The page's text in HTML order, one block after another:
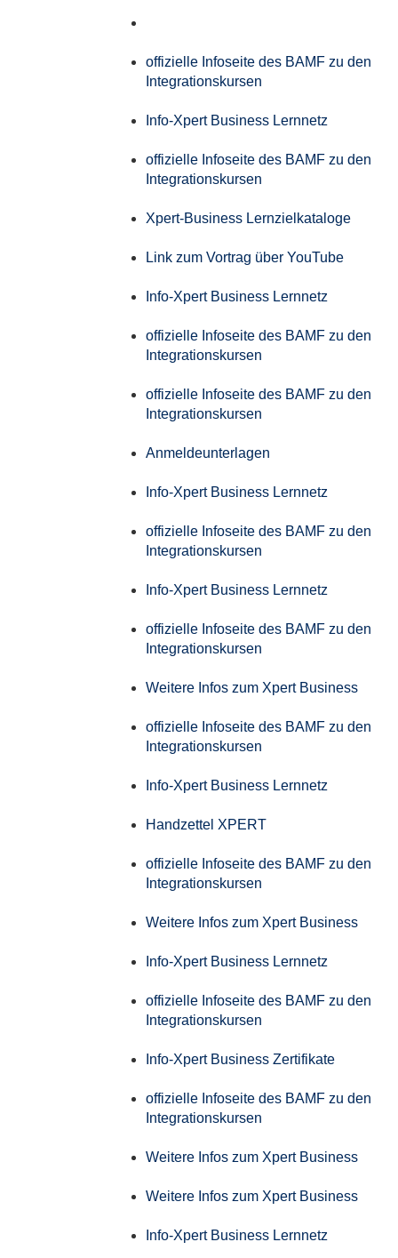
offizielle Infoseite des BAMF zu den
Integrationskursen
Info-Xpert Business Lernnetz
offizielle Infoseite des BAMF zu den
Integrationskursen
Xpert-Business Lernzielkataloge
Link zum Vortrag über YouTube
Info-Xpert Business Lernnetz
offizielle Infoseite des BAMF zu den
Integrationskursen
offizielle Infoseite des BAMF zu den
Integrationskursen
Anmeldeunterlagen
Info-Xpert Business Lernnetz
offizielle Infoseite des BAMF zu den
Integrationskursen
Info-Xpert Business Lernnetz
offizielle Infoseite des BAMF zu den
Integrationskursen
Weitere Infos zum Xpert Business
offizielle Infoseite des BAMF zu den
Integrationskursen
Info-Xpert Business Lernnetz
Handzettel XPERT
offizielle Infoseite des BAMF zu den
Integrationskursen
Weitere Infos zum Xpert Business
Info-Xpert Business Lernnetz
offizielle Infoseite des BAMF zu den
Integrationskursen
Info-Xpert Business Zertifikate
offizielle Infoseite des BAMF zu den
Integrationskursen
Weitere Infos zum Xpert Business
Weitere Infos zum Xpert Business
Info-Xpert Business Lernnetz